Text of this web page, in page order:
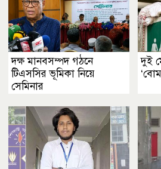
দক্ষ মানবসম্পদ গঠনে
টিএসসির ভূমিকা নিয়ে
সেমিনার
দুই